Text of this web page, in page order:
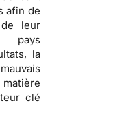
afin de
leur
pays
la
clé